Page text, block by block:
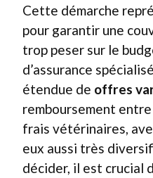
Cette démarche
pour garantir une
trop peser sur le
d’assurance
étendue de offres
remboursement
frais vétérinaires,
eux aussi très
décider, il est crucial